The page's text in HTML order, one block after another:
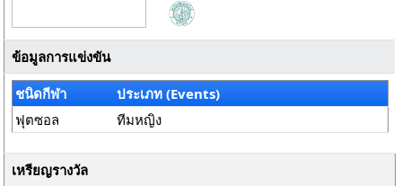
ข้อมูลการแข่งขัน
ชนิดกีฬา
ประเภท (Events)
ฟุตซอล
ทีมหญิง
เหรียญรางวัล